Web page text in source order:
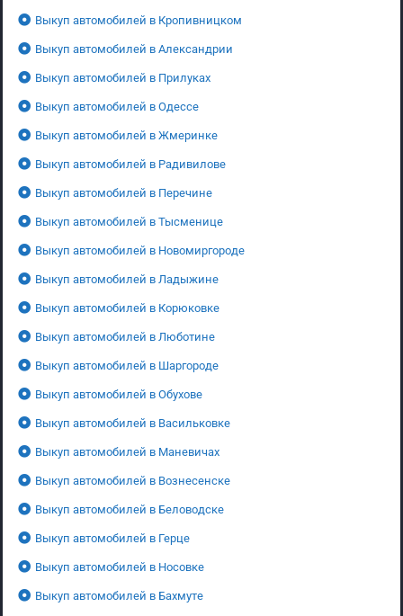
Выкуп автомобилей в Кропивницком
Выкуп автомобилей в Александрии
Выкуп автомобилей в Прилуках
Выкуп автомобилей в Одессе
Выкуп автомобилей в Жмеринке
Выкуп автомобилей в Радивилове
Выкуп автомобилей в Перечине
Выкуп автомобилей в Тысменице
Выкуп автомобилей в Новомиргороде
Выкуп автомобилей в Ладыжине
Выкуп автомобилей в Корюковке
Выкуп автомобилей в Люботине
Выкуп автомобилей в Шаргороде
Выкуп автомобилей в Обухове
Выкуп автомобилей в Васильковке
Выкуп автомобилей в Маневичах
Выкуп автомобилей в Вознесенске
Выкуп автомобилей в Беловодске
Выкуп автомобилей в Герце
Выкуп автомобилей в Носовке
Выкуп автомобилей в Бахмуте